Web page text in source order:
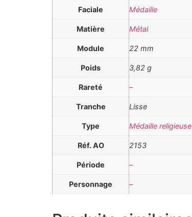
Faciale Médaille
Matière Métal
Module 22 mm
Poids 3,82 g
Rareté –
Tranche Lisse
Type Médaille religieuse
Réf. AO 2153
Période –
Personnage –